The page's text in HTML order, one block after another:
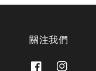
關注我們